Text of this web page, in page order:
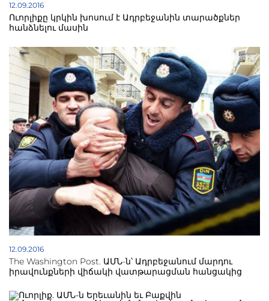
12.09.2016
Ուորլիքը կրկին խոսում է Ադրբեջանին տարածքներ
հանձնելու մասին
12.09.2016
The Washington Post. ԱՄՆ-ն՝ Ադրբեջանում մարդու
իրավունքների վիճակի վատթարացման հանցակից